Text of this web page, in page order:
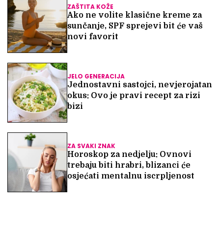
ZAŠTITA KOŽE
Ako ne volite klasične kreme za
sunčanje, SPF sprejevi bit će vaš
novi favorit
JELO GENERACIJA
Jednostavni sastojci, nevjerojatan
okus: Ovo je pravi recept za rizi
bizi
ZA SVAKI ZNAK
Horoskop za nedjelju: Ovnovi
trebaju biti hrabri, blizanci će
osjećati mentalnu iscrpljenost